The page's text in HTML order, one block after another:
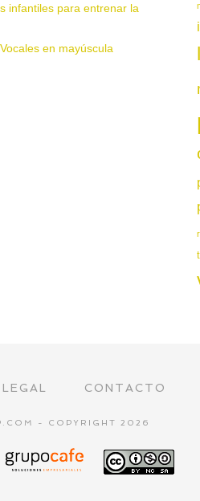
infantiles para entrenar la
en mayúscula
CONTACTO
- COPYRIGHT 2026